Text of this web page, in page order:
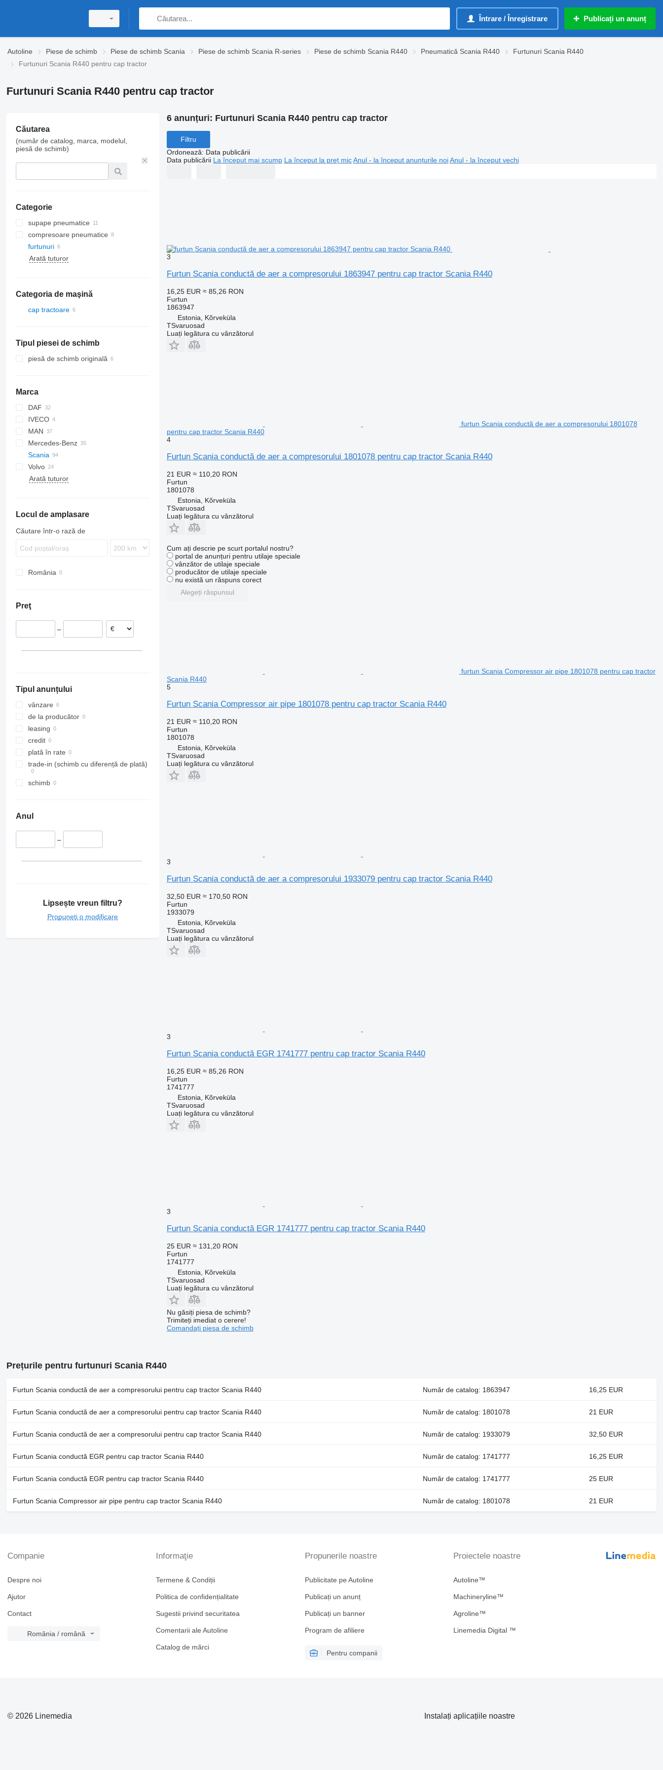
Întrare / Înregistrare Publicați un anunț
Autoline Piese de schimb Piese de schimb Scania Piese de schimb Scania R-series Piese de schimb Scania R440 Pneumatică Scania R440
Furtunuri Scania R440
Furtunuri Scania R440 pentru cap tractor
Furtunuri Scania R440 pentru cap tractor
Căutarea
(număr de catalog, marca, modelul,
piesă de schimb)
Categorie
supape pneumatice
compresoare pneumatice
furtunuri
Arată tuturor
Categoria de maşină
cap tractoare
Tipul piesei de schimb
piesă de schimb originală
Marca
DAF
CF
XF
IVECO
Stralis
Trakker
MAN
TGA
TGL
TGM
TGS
Mercedes-Benz
Actros
Antos
Arocs
Magnum
Scania
G-series
G450
P-series
P380
R410
R440
R480
R620
Volvo
FH
FMX
Arată tuturor
Locul de amplasare
Căutare într-o rază de
România
Preţ
–
Tipul anunțului
vânzare
de la producător
leasing
credit
plată în rate
trade-in (schimb cu diferență de plată)
schimb
Anul
–
Lipsește vreun filtru?
Propuneți o modificare
6 anunțuri: Furtunuri Scania R440 pentru cap tractor
Filtru
Ordonează: Data publicării
Data publicării La început mai scump La început la preț mic Anul - la început anunțurile noi Anul - la început vechi
3
Furtun Scania conductă de aer a compresorului 1863947 pentru cap tractor Scania R440
16,25 EUR ≈ 85,26 RON
Furtun
1863947
Estonia, Kõrveküla
TSvaruosad
Luați legătura cu vânzătorul
furtun Scania conductă de aer a compresorului 1801078
pentru cap tractor Scania R440
4
Furtun Scania conductă de aer a compresorului 1801078 pentru cap tractor Scania R440
21 EUR ≈ 110,20 RON
Furtun
1801078
Estonia, Kõrveküla
TSvaruosad
Luați legătura cu vânzătorul
Cum ați descrie pe scurt portalul nostru?
portal de anunțuri pentru utilaje speciale
vânzător de utilaje speciale
producător de utilaje speciale
nu există un răspuns corect
Alegeți răspunsul
furtun Scania Compressor air pipe 1801078 pentru cap tractor
Scania R440
5
Furtun Scania Compressor air pipe 1801078 pentru cap tractor Scania R440
21 EUR ≈ 110,20 RON
Furtun
1801078
Estonia, Kõrveküla
TSvaruosad
Luați legătura cu vânzătorul
3
Furtun Scania conductă de aer a compresorului 1933079 pentru cap tractor Scania R440
32,50 EUR ≈ 170,50 RON
Furtun
1933079
Estonia, Kõrveküla
TSvaruosad
Luați legătura cu vânzătorul
3
Furtun Scania conductă EGR 1741777 pentru cap tractor Scania R440
16,25 EUR ≈ 85,26 RON
Furtun
1741777
Estonia, Kõrveküla
TSvaruosad
Luați legătura cu vânzătorul
3
Furtun Scania conductă EGR 1741777 pentru cap tractor Scania R440
25 EUR ≈ 131,20 RON
Furtun
1741777
Estonia, Kõrveküla
TSvaruosad
Luați legătura cu vânzătorul
Nu găsiți piesa de schimb?
Trimiteți imediat o cerere!
Comandați piesa de schimb
Prețurile pentru furtunuri Scania R440
Furtun Scania conductă de aer a compresorului pentru cap tractor Scania R440 Număr de catalog: 1863947 16,25 EUR
Furtun Scania conductă de aer a compresorului pentru cap tractor Scania R440 Număr de catalog: 1801078 21 EUR
Furtun Scania conductă de aer a compresorului pentru cap tractor Scania R440 Număr de catalog: 1933079 32,50 EUR
Furtun Scania conductă EGR pentru cap tractor Scania R440 Număr de catalog: 1741777 16,25 EUR
Furtun Scania conductă EGR pentru cap tractor Scania R440 Număr de catalog: 1741777 25 EUR
Furtun Scania Compressor air pipe pentru cap tractor Scania R440 Număr de catalog: 1801078 21 EUR
Companie
Despre noi
Ajutor
Contact
România / română
Informaţie
Termene & Condiții
Politica de confidențialitate
Sugestii privind securitatea
Comentarii ale Autoline
Catalog de mărcі
Propunerile noastre
Publicitate pe Autoline
Publicați un anunț
Publicați un banner
Program de afiliere
Pentru companii
Proiectele noastre
Autoline™
Machineryline™
Agroline™
Linemedia Digital ™
© 2026 Linemedia Instalați aplicațiile noastre